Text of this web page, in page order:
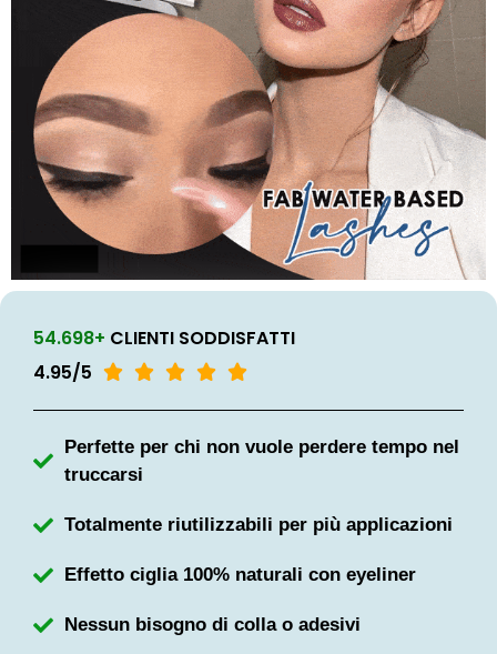
54.698+ CLIENTI SODDISFATTI
4.95/5
    
Perfette per chi non vuole perdere tempo nel
truccarsi
Totalmente riutilizzabili per più applicazioni
Effetto ciglia 100% naturali con eyeliner
Nessun bisogno di colla o adesivi